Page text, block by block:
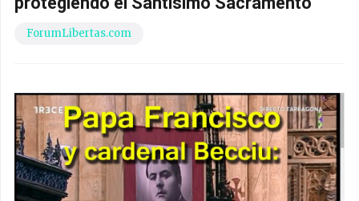
ForumLibertas.com